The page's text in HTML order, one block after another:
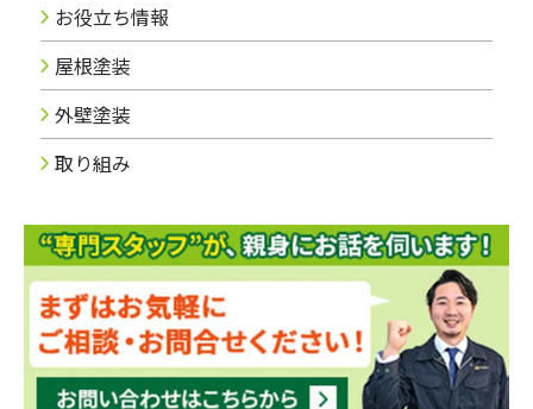
お役立ち情報
屋根塗装
外壁塗装
取り組み